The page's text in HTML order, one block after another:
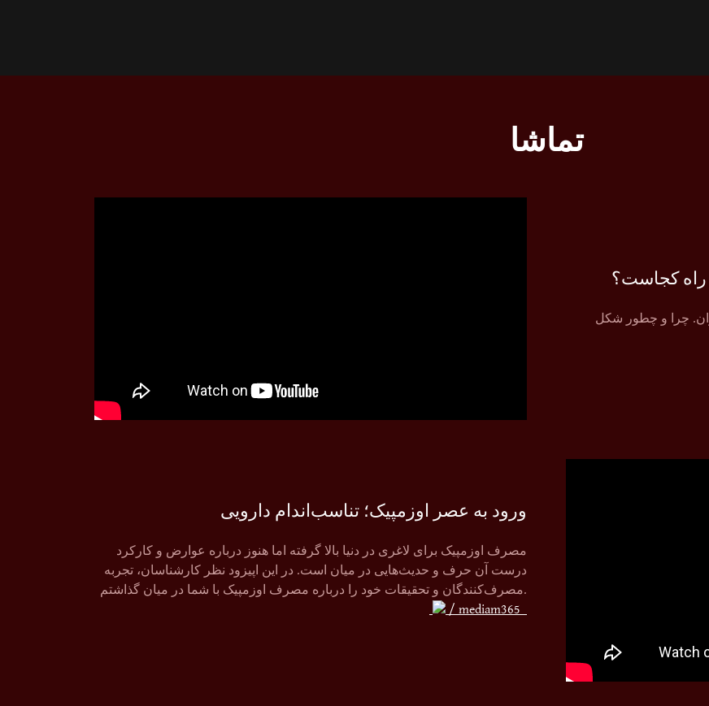
تماشا
راه کجاست؟
چرا و چطور شکل
ورود به عصر اوزمپیک؛ تناسب‌اندام دارویی
مصرف اوزمپیک برای لاغری در دنیا بالا گرفته اما هنوز درباره عوارض و کارکرد
درست آن حرف و حدیث‌هایی در میان است. در این اپیزود نظر کارشناسان، تجربه
مصرف‌کنندگان و تحقیقات خود را درباره مصرف اوزمپیک با شما در میان گذاشتم.
/ mediam365